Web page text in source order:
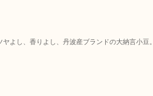
よし、香りよし、丹波産ブランドの大納言小豆。